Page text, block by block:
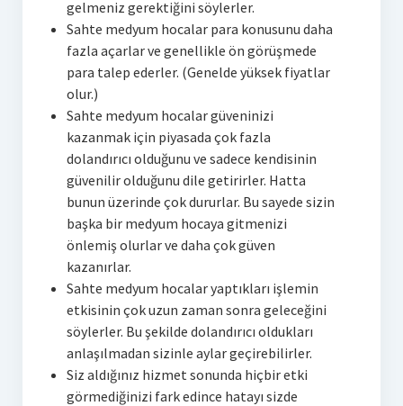
gelmeniz gerektiğini söylerler.
Sahte medyum hocalar para konusunu daha
fazla açarlar ve genellikle ön görüşmede
para talep ederler. (Genelde yüksek fiyatlar
olur.)
Sahte medyum hocalar güveninizi
kazanmak için piyasada çok fazla
dolandırıcı olduğunu ve sadece kendisinin
güvenilir olduğunu dile getirirler. Hatta
bunun üzerinde çok dururlar. Bu sayede sizin
başka bir medyum hocaya gitmenizi
önlemiş olurlar ve daha çok güven
kazanırlar.
Sahte medyum hocalar yaptıkları işlemin
etkisinin çok uzun zaman sonra geleceğini
söylerler. Bu şekilde dolandırıcı oldukları
anlaşılmadan sizinle aylar geçirebilirler.
Siz aldığınız hizmet sonunda hiçbir etki
görmediğinizi fark edince hatayı sizde